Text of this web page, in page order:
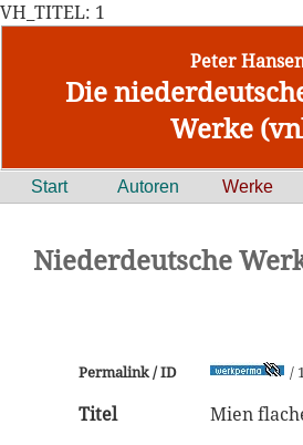
VH_TITEL: 1
Peter
Die
Werke
Start Autoren Werke
Niederdeutsche
Permalink / ID /
Titel
Mien